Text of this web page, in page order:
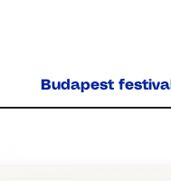
Budapest festival